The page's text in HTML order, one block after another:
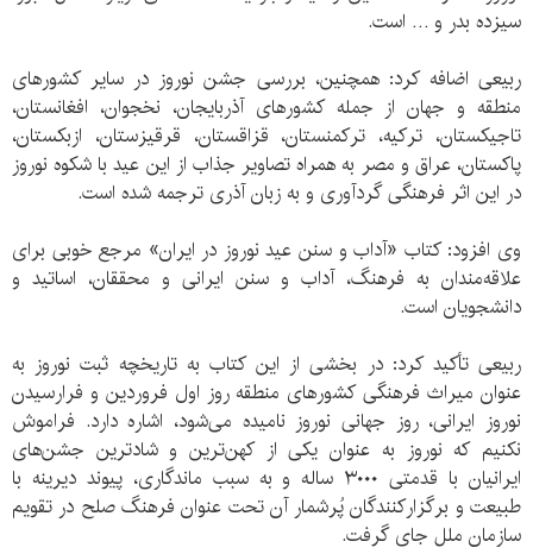
سیزده بدر و … است.
ربیعی اضافه کرد: همچنین، بررسی جشن نوروز در سایر کشورهای
منطقه و جهان از جمله کشورهای آذربایجان، نخجوان، افغانستان،
تاجیکستان، ترکیه، ترکمنستان، قزاقستان، قرقیزستان، ازبکستان،
پاکستان، عراق و مصر به همراه تصاویر جذاب از این عید با شکوه نوروز
در این اثر فرهنگی گردآوری و به زبان آذری ترجمه شده است.
وی افزود: کتاب «آداب و سنن عید نوروز در ایران» مرجع خوبی برای
علاقه‌مندان به فرهنگ، آداب و سنن ایرانی و محققان، اساتید و
دانشجویان است.
ربیعی تأکید کرد: در بخشی از این کتاب به تاریخچه ثبت نوروز به
عنوان میراث فرهنگی کشورهای منطقه روز اول فروردین و فرارسیدن
نوروز ایرانی، روز جهانی نوروز نامیده می‌شود، اشاره دارد. فراموش
نکنیم که نوروز به عنوان یکی از کهن‌ترین و شادترین جشن‌های
ایرانیان با قدمتی ۳۰۰۰ ساله و به سبب ماندگاری، پیوند دیرینه با
طبیعت و برگزارکنندگان پُرشمار آن تحت عنوان فرهنگ صلح در تقویم
سازمان ملل جای گرفت.